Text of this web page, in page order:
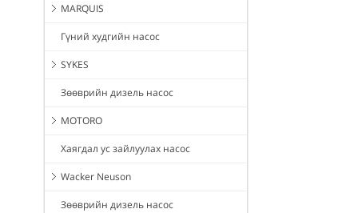
MARQUIS
Гүний худгийн насос
SYKES
Зөөврийн дизель насос
MOTORO
Хаягдал ус зайлуулах насос
Wacker Neuson
Зөөврийн дизель насос